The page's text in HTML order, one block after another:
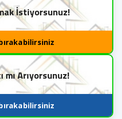
İstiyorsunuz!
mı Arıyorsunuz!